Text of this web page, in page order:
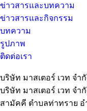
ข่าวสารและบทความ
ข่าวสารและกิจกรรม
บทความ
รูปภาพ
ติดต่อเรา
บริษัท มาสเตอร์ เวท จำ
บริษัท มาสเตอร์ เวท จำ
สามัคคี ตำบลท่าทราย อ